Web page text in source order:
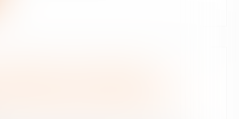
consacrée à
directives 2000/31 et